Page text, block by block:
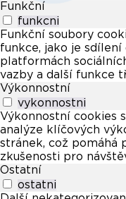
Funkční
funkcni
Funkční soubory
funkce, jako je sdílení
platformách
vazby a další funkce
Výkonnostní
vykonnostni
Výkonnostní cookies
analýze klíčových
stránek, což pomáhá
zkušenosti pro
Ostatní
ostatni